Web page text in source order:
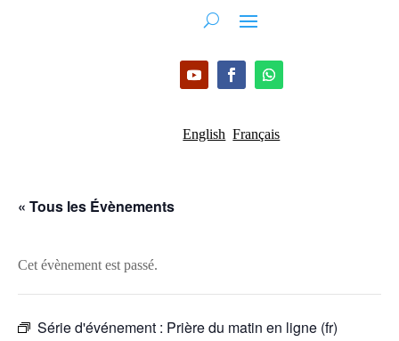
English Français
« Tous les Évènements
Cet évènement est passé.
Série d'événement : Prière du matin en ligne (fr)